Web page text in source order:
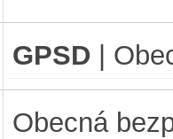
GPSD |
Obecná